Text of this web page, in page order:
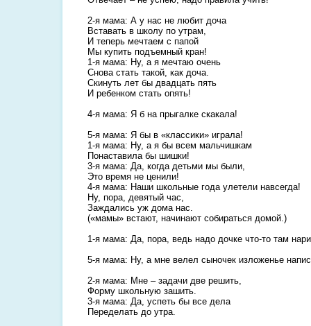
2-я мама: А у нас не любит доча
Вставать в школу по утрам,
И теперь мечтаем с папой
Мы купить подъемный кран!
1-я мама: Ну, а я мечтаю очень
Снова стать такой, как доча.
Скинуть лет бы двадцать пять
И ребенком стать опять!
4-я мама: Я б на прыгалке скакала!
5-я мама: Я бы в «классики» играла!
1-я мама: Ну, а я бы всем мальчишкам
Понаставила бы шишки!
3-я мама: Да, когда детьми мы были,
Это время не ценили!
4-я мама: Наши школьные года улетели навсегда!
Ну, пора, девятый час,
Заждались уж дома нас.
(«мамы» встают, начинают собираться домой.)
1-я мама: Да, пора, ведь надо дочке что-то там
5-я мама: Ну, а мне велел сыночек изложенье
2-я мама: Мне – задачи две решить,
Форму школьную зашить.
3-я мама: Да, успеть бы все дела
Переделать до утра.